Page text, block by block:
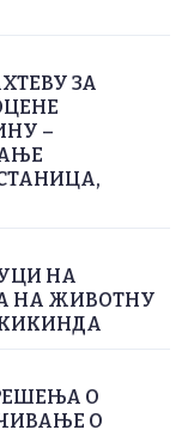
ЗА
–
НА
НА ЖИВОТНУ
КИКИНДА
О
О